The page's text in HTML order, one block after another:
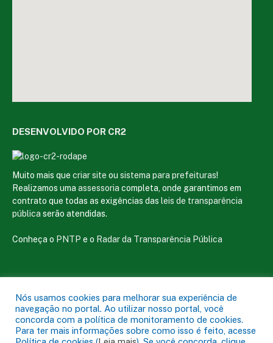
DESENVOLVIDO POR CR2
Muito mais que criar site ou sistema para prefeituras!
Realizamos uma assessoria completa, onde garantimos em
contrato que todas as exigências das leis de transparência
pública serão atendidas.
Conheça o PNTP e o Radar da Transparência Pública
Todos os direitos reservados a Câmara Municipal de Magalhães de
Almeida
Nós usamos cookies para melhorar sua experiência de
navegação no portal. Ao utilizar nosso portal, você
concorda com a política de monitoramento de cookies.
Para ter mais informações sobre como isso é feito, acesse